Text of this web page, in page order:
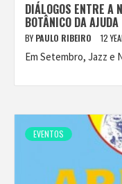
DIÁLOGOS ENTRE A
BOTÂNICO DA AJUDA
BY PAULO RIBEIRO 12
Em Setembro, Jazz e
EVENTOS